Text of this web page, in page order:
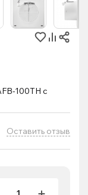
100TH с
Оставить отзыв